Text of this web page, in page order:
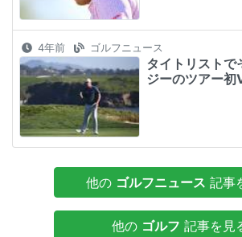
4年前 ゴルフニュース
タイトリストで
ジーのツアー初
他の ゴルフニュース 記事
他の ゴルフ 記事を見